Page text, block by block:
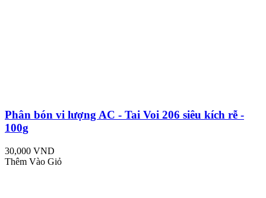
Phân bón vi lượng AC - Tai Voi 206 siêu kích rễ -
100g
30,000 VND
Thêm Vào Giỏ